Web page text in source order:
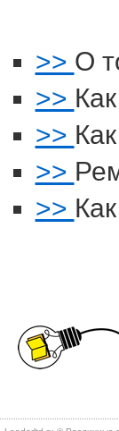
>> О
>>
>>
>>
>>